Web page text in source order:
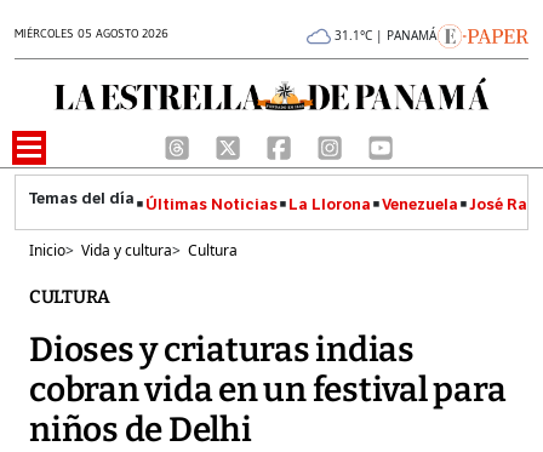
MIÉRCOLES 05 AGOSTO 2026 31.1°C | PANAMÁ
Últimas Noticias La Llorona Venezuela José
Inicio> Vida y cultura> Cultura
CULTURA
Dioses y criaturas indias
cobran vida en un festival para
niños de Delhi